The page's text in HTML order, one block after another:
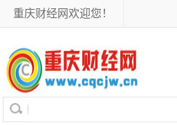
重庆财经网欢迎您！